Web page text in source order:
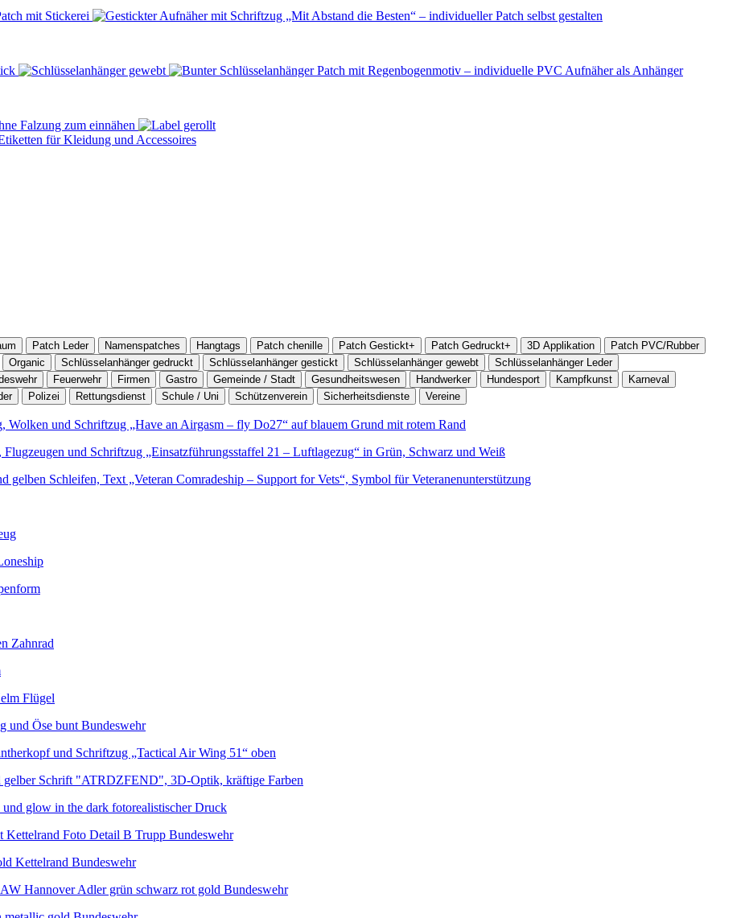
Patch Leder Namenspatches Hangtags Patch chenille Patch Gestickt+ Patch Gedruckt+ 3D Applikation
Patch PVC/Rubber
Organic Schlüsselanhänger gedruckt Schlüsselanhänger gestickt Schlüsselanhänger gewebt
Schlüsselanhänger Leder
Feuerwehr Firmen Gastro Gemeinde / Stadt Gesundheitswesen Handwerker Hundesport Kampfkunst
Karneval
Polizei Rettungsdienst Schule / Uni Schützenverein Sicherheitsdienste Vereine